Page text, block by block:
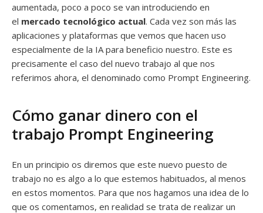
aumentada, poco a poco se van introduciendo en
el mercado tecnológico actual. Cada vez son más las
aplicaciones y plataformas que vemos que hacen uso
especialmente de la IA para beneficio nuestro. Este es
precisamente el caso del nuevo trabajo al que nos
referimos ahora, el denominado como Prompt Engineering.
Cómo ganar dinero con el
trabajo Prompt Engineering
En un principio os diremos que este nuevo puesto de
trabajo no es algo a lo que estemos habituados, al menos
en estos momentos. Para que nos hagamos una idea de lo
que os comentamos, en realidad se trata de realizar un